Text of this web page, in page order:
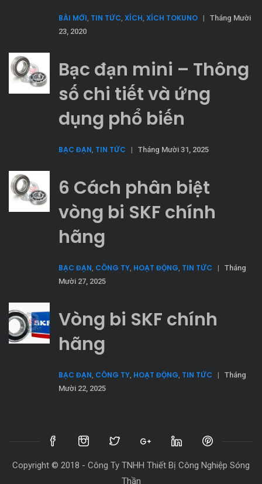
BÀI MỚI, TIN TỨC, XÍCH, XÍCH TOKUNO |
Tháng Mười
23, 2020
Bạc đạn mini – Thông
số chi tiết và ứng
dụng phổ biến
BẠC ĐẠN, TIN TỨC | Tháng Mười 31, 2025
6 Cách phân biệt
vòng bi SKF chính
hãng
BẠC ĐẠN, CÔNG TY, HOẠT ĐỘNG, TIN TỨC |
Tháng
Mười 27, 2025
Vòng bi SKF chính
hãng
BẠC ĐẠN, CÔNG TY, HOẠT ĐỘNG, TIN TỨC |
Tháng
Mười 22, 2025
Copyright © 2018 - Công Ty TNHH Thiết Bị Công Nghiệp Sóng
Thần